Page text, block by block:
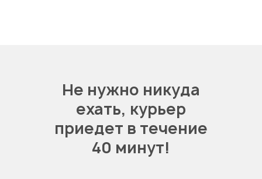
Не нужно никуда
ехать, курьер
приедет в течение
40 минут!